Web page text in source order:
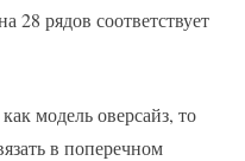
28 рядов соответствует
модель оверсайз, то
в поперечном